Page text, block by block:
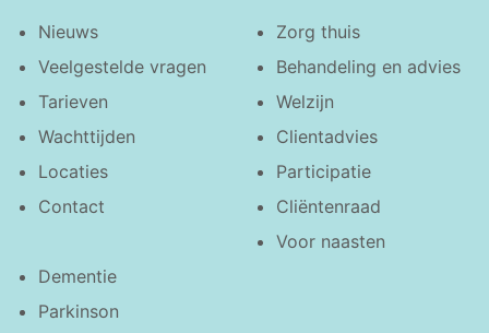
Nieuws
Veelgestelde vragen
Tarieven
Wachttijden
Locaties
Contact
Zorg thuis
Behandeling en advies
Welzijn
Clientadvies
Participatie
Cliëntenraad
Voor naasten
Dementie
Parkinson